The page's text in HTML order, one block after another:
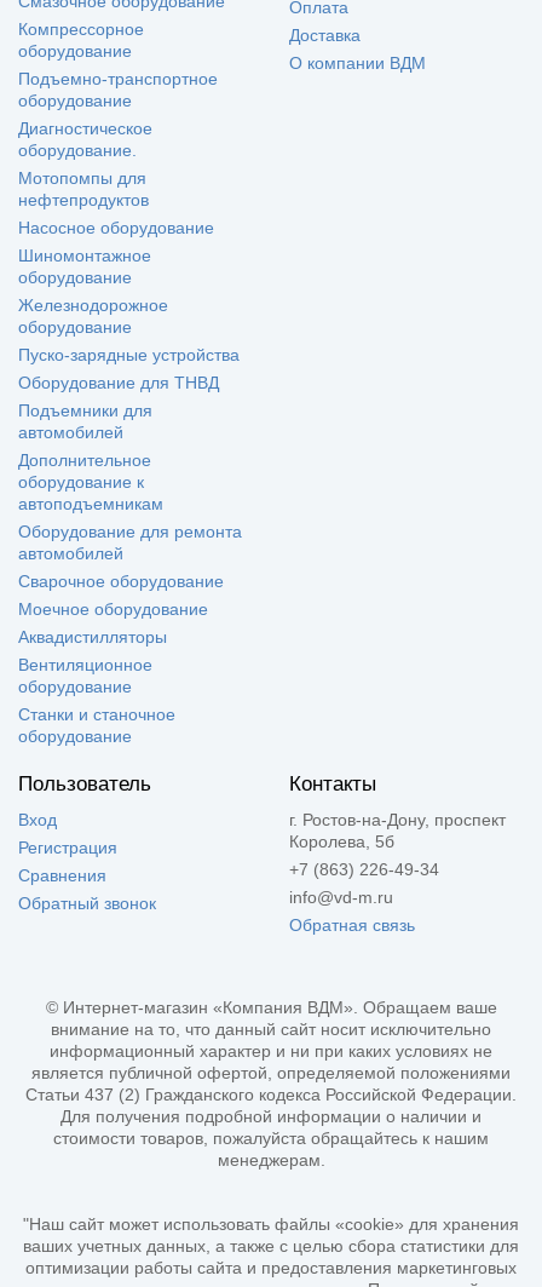
Компрессорное
оборудование
Подъемно-транспортное
оборудование
Диагностическое
оборудование.
Мотопомпы для
нефтепродуктов
Насосное оборудование
Шиномонтажное
оборудование
Железнодорожное
оборудование
Пуско-зарядные устройства
Оборудование для ТНВД
Подъемники для
автомобилей
Дополнительное
оборудование к
автоподъемникам
Оборудование для ремонта
автомобилей
Сварочное оборудование
Моечное оборудование
Аквадистилляторы
Вентиляционное
оборудование
Станки и станочное
оборудование
Оплата
Доставка
О компании ВДМ
Пользователь
Вход
Регистрация
Сравнения
Обратный звонок
Контакты
г. Ростов-на-Дону, проспект
Королева, 5б
+7 (863) 226-49-34
info@vd-m.ru
Обратная связь
© Интернет-магазин «Компания ВДМ». Обращаем ваше
внимание на то, что данный сайт носит исключительно
информационный характер и ни при каких условиях не
является публичной офертой, определяемой положениями
Статьи 437 (2) Гражданского кодекса Российской Федерации.
Для получения подробной информации о наличии и
стоимости товаров, пожалуйста обращайтесь к нашим
менеджерам.
"Наш сайт может использовать файлы «cookie» для хранения
ваших учетных данных, а также с целью сбора статистики для
оптимизации работы сайта и предоставления маркетинговых